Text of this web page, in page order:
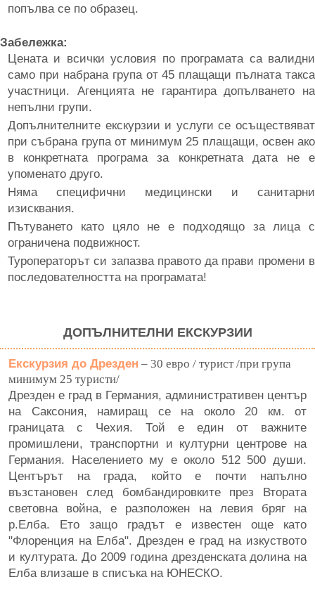
попълва се по образец.
Забележка:
Цената и всички условия по програмата са валидни
само при набрана група от 45 плащащи пълната такса
участници. Агенцията не гарантира допълването на
непълни групи.
Допълнителните екскурзии и услуги се осъществяват
при събрана група от минимум 25 плащащи, освен ако
в конкретната програма за конкретната дата не е
упоменато друго.
Няма специфични медицински и санитарни
изисквания.
Пътуването като цяло не е подходящо за лица с
ограничена подвижност.
Туроператорът си запазва правото да прави промени в
последователността на програмата!
ДОПЪЛНИТЕЛНИ ЕКСКУРЗИИ
Eкскурзия до Дрезден – 30 евро / турист /при група
минимум 25 туристи/
Дрезден е град в Германия, административен център
на Саксония, намиращ се на около 20 км. от
границата с Чехия. Той е един от важните
промишлени, транспортни и културни центрове на
Германия. Населението му е около 512 500 души.
Центърът на града, който е почти напълно
възстановен след бомбандировките през Втората
световна война, е разположен на левия бряг на
р.Елба. Ето защо градът е известен още като
"Флоренция на Елба". Дрезден е град на изкуството
и културата. До 2009 година дрезденската долина на
Елба влизаше в списъка на ЮНЕСКО.